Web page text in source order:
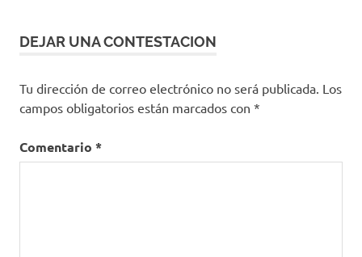
DEJAR UNA CONTESTACION
Tu dirección de correo electrónico no será publicada. Los
campos obligatorios están marcados con *
Comentario *